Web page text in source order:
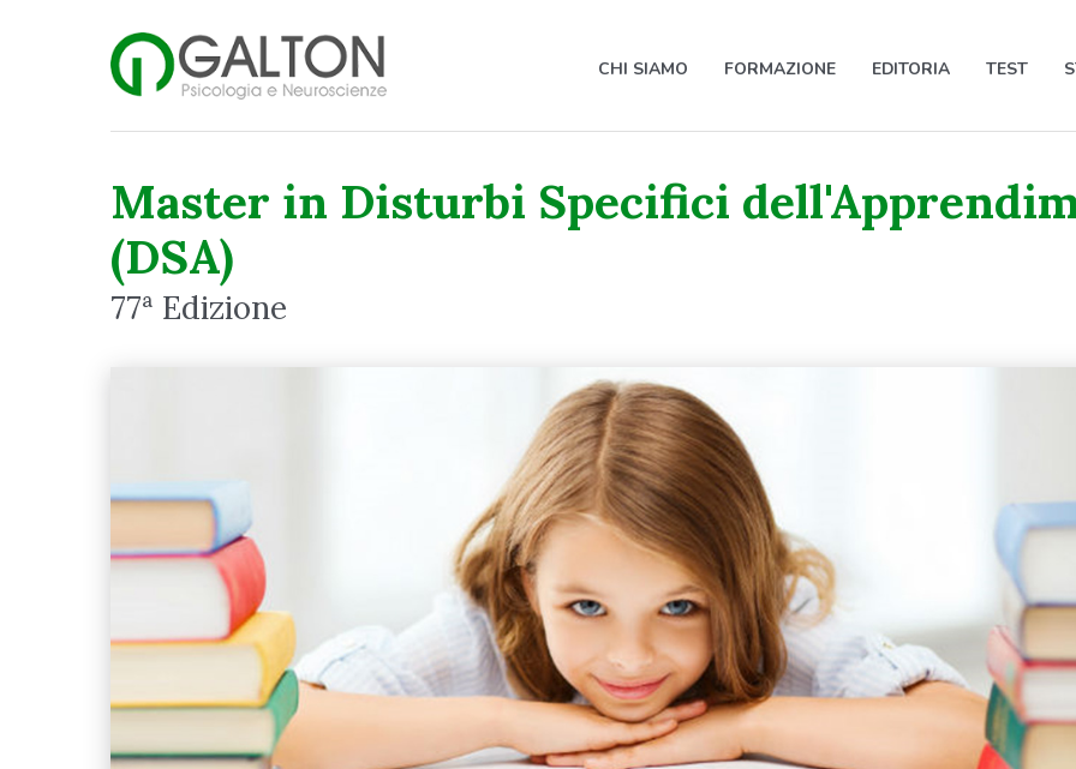
CHI SIAMO FORMAZIONE EDITORIA TEST
Master in Disturbi Specifici
(DSA)
77ª Edizione